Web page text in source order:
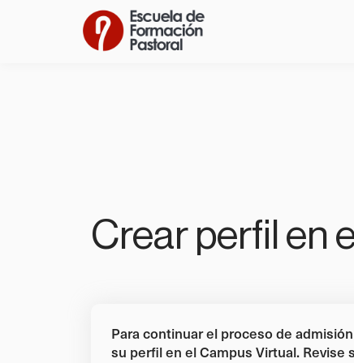
Crear perfil en
Para continuar el proceso de
su perfil en el Campus Virtual.